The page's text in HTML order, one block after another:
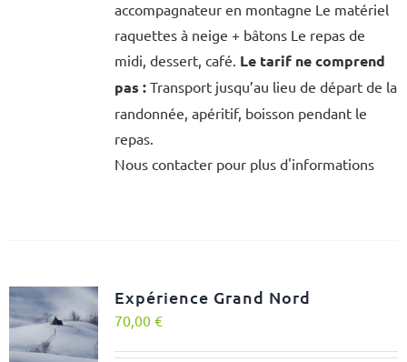
accompagnateur en montagne Le matériel
raquettes à neige + bâtons Le repas de
midi, dessert, café. Le tarif ne comprend
pas : Transport jusqu’au lieu de départ de la
randonnée, apéritif, boisson pendant le
repas.
Nous contacter pour plus d'informations
Expérience Grand Nord
70,00 €